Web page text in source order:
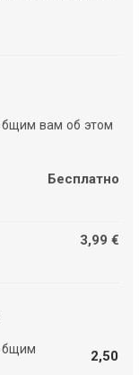
вам об этом
Бесплатно
3,99 €
2,50